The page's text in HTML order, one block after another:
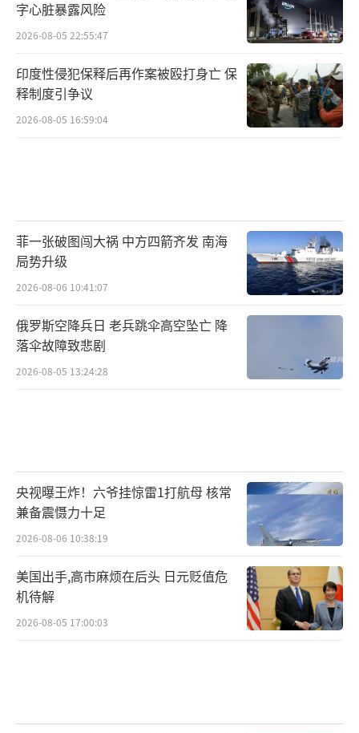
字心脏暴露风险
2026-08-05 22:55:47
印度性侵犯保释后再作案被殴打身亡 保
释制度引争议
2026-08-05 16:59:04
菲一张破图闯大祸 中方四箭齐发 南海
局势升级
2026-08-06 10:41:07
俄罗斯空降兵日 老兵跳伞高空坠亡 降
落伞故障致悲剧
2026-08-05 13:24:28
央视曝王炸！六爷挂惊雷1打航母 核常
兼备震慑力十足
2026-08-06 10:38:19
美国出手,高市麻烦在后头 日元贬值危
机待解
2026-08-05 17:00:03